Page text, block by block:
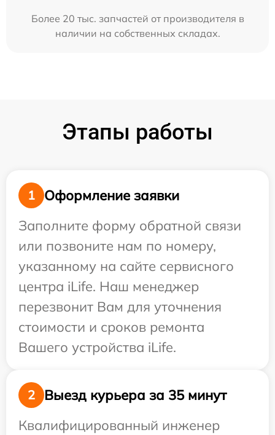
Более 20 тыс. запчастей от производителя в
наличии на собственных складах.
Этапы работы
1
Оформление заявки
Заполните форму обратной связи
или позвоните нам по номеру,
указанному на сайте сервисного
центра iLife. Наш менеджер
перезвонит Вам для уточнения
стоимости и сроков ремонта
Вашего устройства iLife.
2
Выезд курьера за 35 минут
Квалифицированный инженер